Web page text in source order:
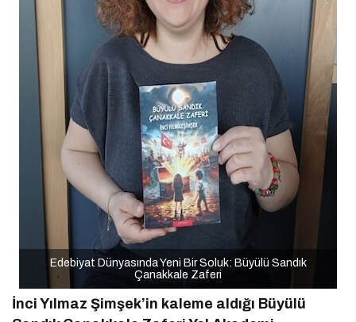
Edebiyat Dünyasında Yeni Bir Soluk: Büyülü Sandık
Çanakkale Zaferi
İnci Yılmaz Şimşek’in kaleme aldığı Büyülü